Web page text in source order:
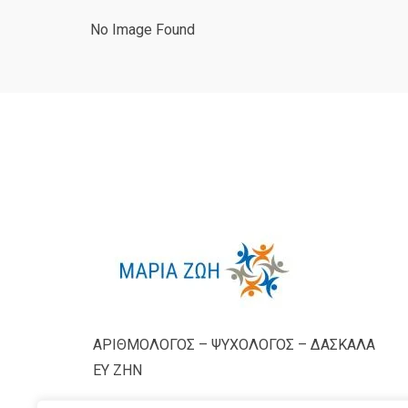
No Image Found
ΑΡΙΘΜΟΛΟΓΟΣ – ΨΥΧΟΛΟΓΟΣ – ΔΑΣΚΑΛΑ
ΕΥ ΖΗΝ